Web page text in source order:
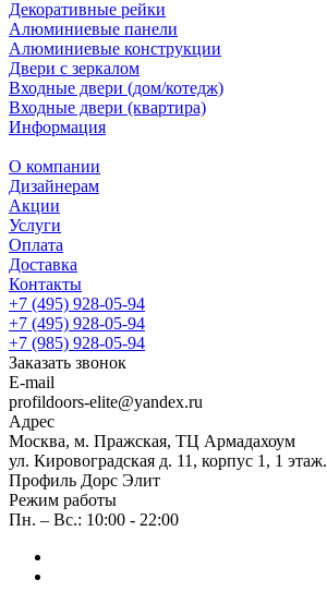
Декоративные рейки
Алюминиевые панели
Алюминиевые конструкции
Двери с зеркалом
Входные двери (дом/котедж)
Входные двери (квартира)
Информация
О компании
Дизайнерам
Акции
Услуги
Оплата
Доставка
Контакты
+7 (495) 928-05-94
+7 (495) 928-05-94
+7 (985) 928-05-94
Заказать звонок
E-mail
profildoors-elite@yandex.ru
Адрес
Москва, м. Пражская, ТЦ Армадахоум
ул. Кировоградская д. 11, корпус 1, 1 этаж.
Профиль Дорс Элит
Режим работы
Пн. – Вс.: 10:00 - 22:00